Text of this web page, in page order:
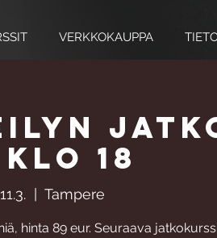
VERKKOKAUPPA
18
  |
Tampere
hinta 89 eur. Seuraava